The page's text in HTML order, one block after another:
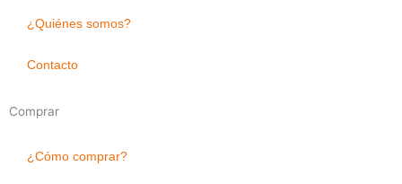
¿Quiénes somos?
Contacto
Comprar
¿Cómo comprar?